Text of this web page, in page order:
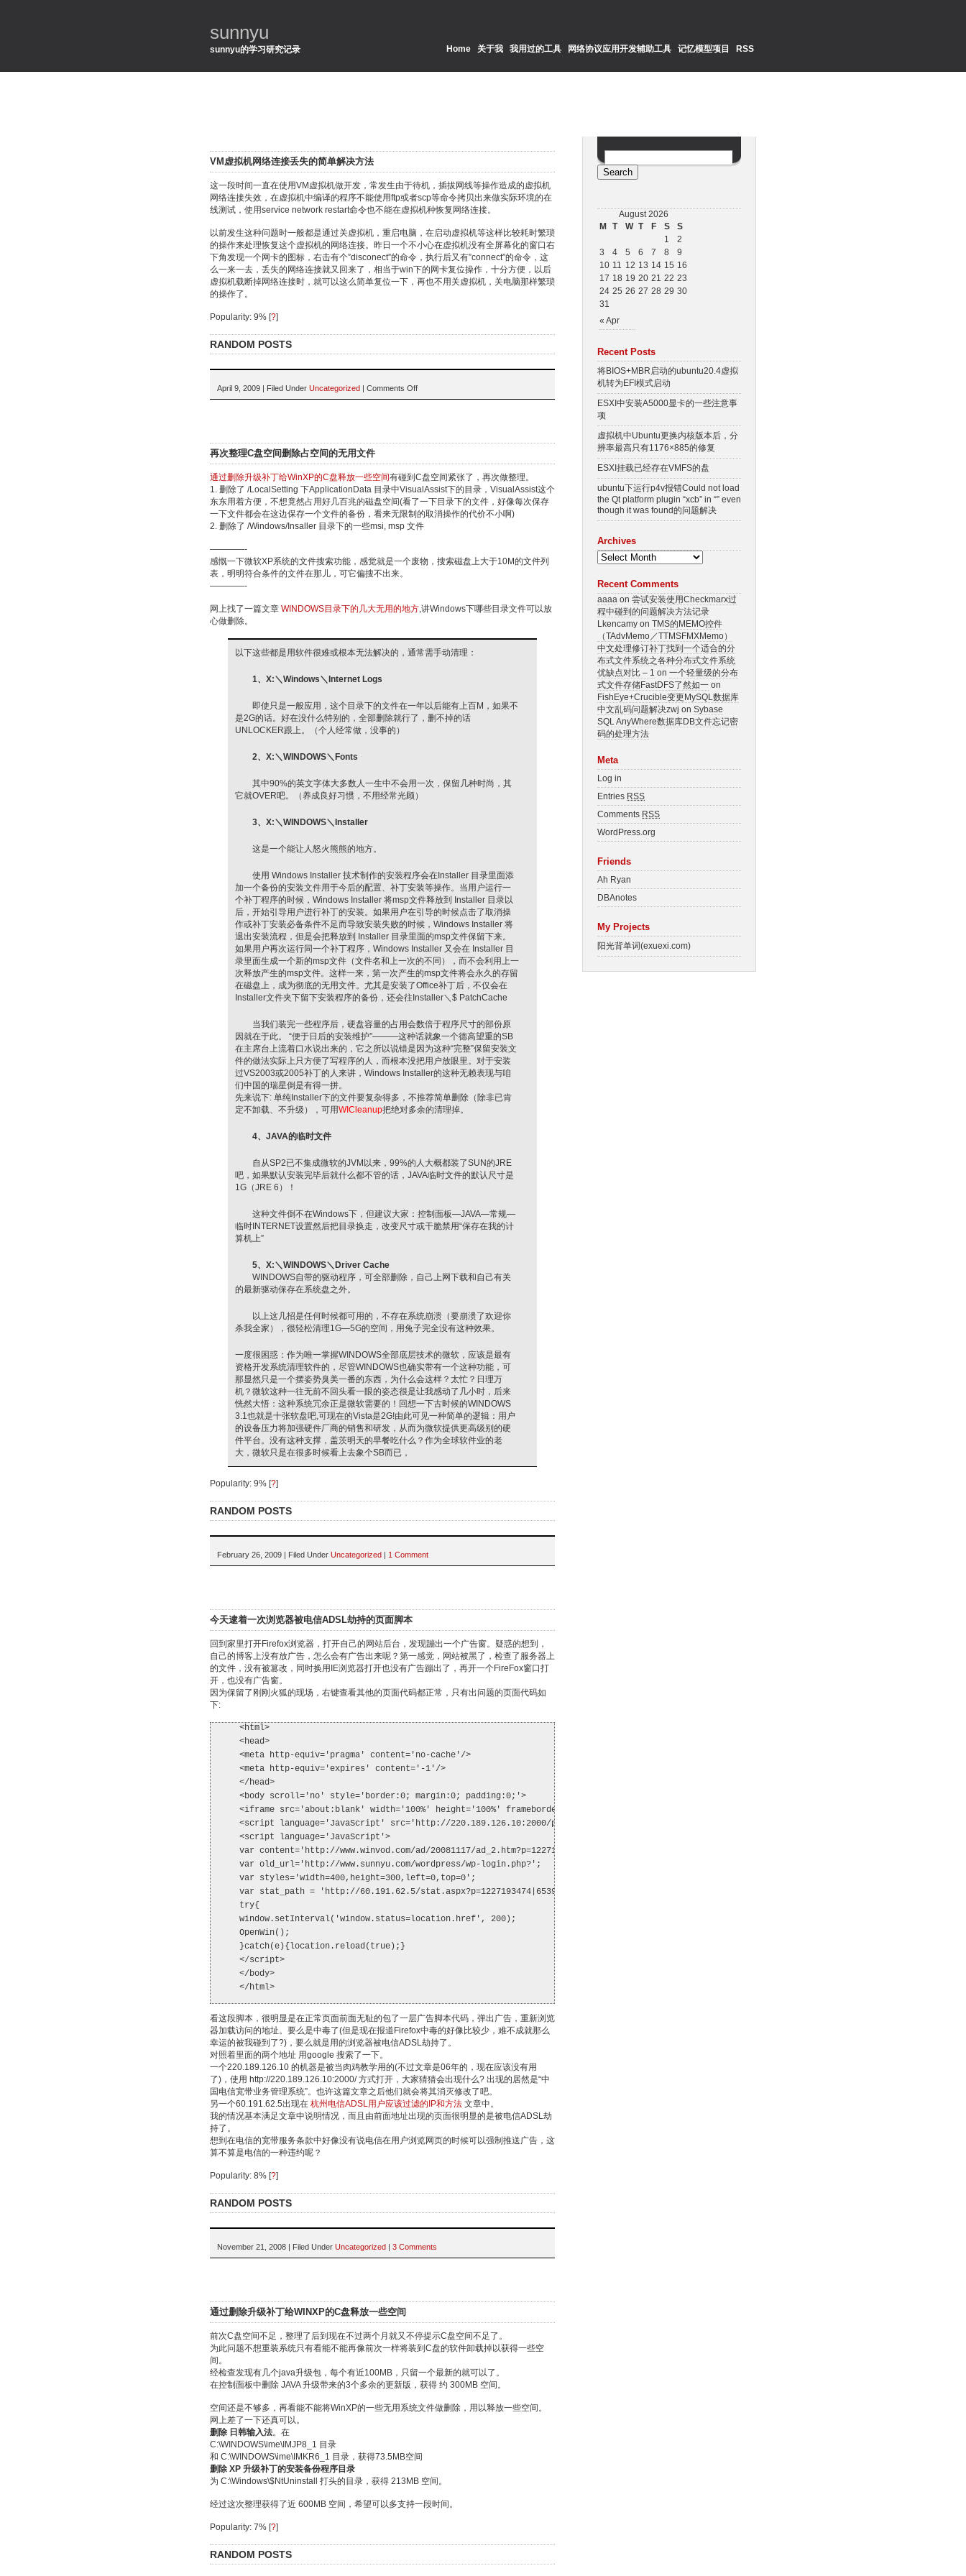
sunnyu
sunnyu的学习研究记录 Home 关于我 我用过的工具 网络协议应用开发辅助工具 记忆模型项目 RSS
VM虚拟机网络连接丢失的简单解决方法
这一段时间一直在使用VM虚拟机做开发，常发生由于待机，插拔网线等操作造成的虚拟机
网络连接失效，在虚拟机中编译的程序不能使用ftp或者scp等命令拷贝出来做实际环境的在
线测试，使用service network restart命令也不能在虚拟机种恢复网络连接。
以前发生这种问题时一般都是通过关虚拟机，重启电脑，在启动虚拟机等这样比较耗时繁琐
的操作来处理恢复这个虚拟机的网络连接。昨日一个不小心在虚拟机没有全屏幕化的窗口右
下角发现一个网卡的图标，右击有个”disconect”的命令，执行后又有”connect”的命令，这
么一来一去，丢失的网络连接就又回来了，相当于win下的网卡复位操作，十分方便，以后
虚拟机载断掉网络连接时，就可以这么简单复位一下，再也不用关虚拟机，关电脑那样繁琐
的操作了。
Popularity: 9% [?]
RANDOM POSTS
April 9, 2009 | Filed Under Uncategorized | Comments Off
再次整理C盘空间删除占空间的无用文件
通过删除升级补丁给WinXP的C盘释放一些空间有碰到C盘空间紧张了，再次做整理。
1. 删除了 /LocalSetting 下ApplicationData 目录中VisualAssist下的目录，VisualAssist这个
东东用着方便，不想竟然占用好几百兆的磁盘空间(看了一下目录下的文件，好像每次保存
一下文件都会在这边保存一个文件的备份，看来无限制的取消操作的代价不小啊)
2. 删除了 /Windows/Insaller 目录下的一些msi, msp 文件
————-
感慨一下微软XP系统的文件搜索功能，感觉就是一个废物，搜索磁盘上大于10M的文件列
表，明明符合条件的文件在那儿，可它偏搜不出来。
————-
网上找了一篇文章 WINDOWS目录下的几大无用的地方,讲Windows下哪些目录文件可以放
心做删除。
以下这些都是用软件很难或根本无法解决的，通常需手动清理：
1、X:＼Windows＼Internet Logs
即使只是一般应用，这个目录下的文件在一年以后能有上百M，如果不
是2G的话。好在没什么特别的，全部删除就行了，删不掉的话
UNLOCKER跟上。（个人经常做，没事的）
2、X:＼WINDOWS＼Fonts
其中90%的英文字体大多数人一生中不会用一次，保留几种时尚，其
它就OVER吧。（养成良好习惯，不用经常光顾）
3、X:＼WINDOWS＼Installer
这是一个能让人怒火熊熊的地方。
使用 Windows Installer 技术制作的安装程序会在Installer 目录里面添
加一个备份的安装文件用于今后的配置、补丁安装等操作。当用户运行一
个补丁程序的时候，Windows Installer 将msp文件释放到 Installer 目录以
后，开始引导用户进行补丁的安装。如果用户在引导的时候点击了取消操
作或补丁安装必备条件不足而导致安装失败的时候，Windows Installer 将
退出安装流程，但是会把释放到 Installer 目录里面的msp文件保留下来。
如果用户再次运行同一个补丁程序，Windows Installer 又会在 Installer 目
录里面生成一个新的msp文件（文件名和上一次的不同），而不会利用上一
次释放产生的msp文件。这样一来，第一次产生的msp文件将会永久的存留
在磁盘上，成为彻底的无用文件。尤其是安装了Office补丁后，不仅会在
Installer文件夹下留下安装程序的备份，还会往Installer＼$ PatchCache
当我们装完一些程序后，硬盘容量的占用会数倍于程序尺寸的部份原
因就在于此。 “便于日后的安装维护”———这种话就象一个德高望重的SB
在主席台上流着口水说出来的，它之所以说错是因为这种“完整”保留安装文
件的做法实际上只方便了写程序的人，而根本没把用户放眼里。对于安装
过VS2003或2005补丁的人来讲，Windows Installer的这种无赖表现与咱
们中国的瑞星倒是有得一拼。
先来说下: 单纯Installer下的文件要复杂得多，不推荐简单删除（除非已肯
定不卸载、不升级），可用WICleanup把绝对多余的清理掉。
4、JAVA的临时文件
自从SP2已不集成微软的JVM以来，99%的人大概都装了SUN的JRE
吧，如果默认安装完毕后就什么都不管的话，JAVA临时文件的默认尺寸是
1G（JRE 6）！
这种文件倒不在Windows下，但建议大家：控制面板—JAVA—常规—
临时INTERNET设置然后把目录换走，改变尺寸或干脆禁用“保存在我的计
算机上”
5、X:＼WINDOWS＼Driver Cache
WINDOWS自带的驱动程序，可全部删除，自己上网下载和自己有关
的最新驱动保存在系统盘之外。
以上这几招是任何时候都可用的，不存在系统崩溃（要崩溃了欢迎你
杀我全家），很轻松清理1G—5G的空间，用兔子完全没有这种效果。
一度很困惑：作为唯一掌握WINDOWS全部底层技术的微软，应该是最有
资格开发系统清理软件的，尽管WINDOWS也确实带有一个这种功能，可
那显然只是一个摆姿势臭美一番的东西，为什么会这样？太忙？日理万
机？微软这种一往无前不回头看一眼的姿态很是让我感动了几小时，后来
恍然大悟：这种系统冗余正是微软需要的！回想一下古时候的WINDOWS
3.1也就是十张软盘吧,可现在的Vista是2G!由此可见一种简单的逻辑：用户
的设备压力将加强硬件厂商的销售和研发，从而为微软提供更高级别的硬
件平台。没有这种支撑，盖茨明天的早餐吃什么？作为全球软件业的老
大，微软只是在很多时候看上去象个SB而已，
Popularity: 9% [?]
RANDOM POSTS
February 26, 2009 | Filed Under Uncategorized | 1 Comment
今天逮着一次浏览器被电信ADSL劫持的页面脚本
回到家里打开Firefox浏览器，打开自己的网站后台，发现蹦出一个广告窗。疑惑的想到，
自己的博客上没有放广告，怎么会有广告出来呢？第一感觉，网站被黑了，检查了服务器上
的文件，没有被篡改，同时换用IE浏览器打开也没有广告蹦出了，再开一个FireFox窗口打
开，也没有广告窗。
因为保留了刚刚火狐的现场，右键查看其他的页面代码都正常，只有出问题的页面代码如
下:
<html>
<head>
<meta http-equiv='pragma' content='no-cache'/>
<meta http-equiv='expires' content='-1'/>
</head>
<body scroll='no' style='border:0; margin:0; padding:0;'>
<iframe src='about:blank' width='100%' height='100%' frameborder='0'></iframe>
<script language='JavaScript' src='http://220.189.126.10:2000/pushweb/open.js'></script>
<script language='JavaScript'>
var content='http://www.winvod.com/ad/20081117/
var old_url='http://www.sunnyu.com/wordpress/wp-login.php?';
var styles='width=400,height=300,left=0,top=0';
var stat_path = 'http://60.191.62.5/stat.aspx?p=1227193474|6539588|62|63|0|0';
try{
window.setInterval('window.status=location.href', 200);
OpenWin();
}catch(e){location.reload(true);}
</script>
</body>
</html>
看这段脚本，很明显是在正常页面前面无耻的包了一层广告脚本代码，弹出广告，重新浏览
器加载访问的地址。要么是中毒了(但是现在报道Firefox中毒的好像比较少，难不成就那么
幸运的被我碰到了?)，要么就是用的浏览器被电信ADSL劫持了。
对照着里面的两个地址 用google 搜索了一下。
一个220.189.126.10 的机器是被当肉鸡教学用的(不过文章是06年的，现在应该没有用
了)，使用 http://220.189.126.10:2000/ 方式打开，大家猜猜会出现什么? 出现的居然是“中
国电信宽带业务管理系统”。也许这篇文章之后他们就会将其消灭修改了吧。
另一个60.191.62.5出现在 杭州电信ADSL用户应该过滤的IP和方法 文章中。
我的情况基本满足文章中说明情况，而且由前面地址出现的页面很明显的是被电信ADSL劫
持了。
想到在电信的宽带服务条款中好像没有说电信在用户浏览网页的时候可以强制推送广告，这
算不算是电信的一种违约呢？
Popularity: 8% [?]
RANDOM POSTS
November 21, 2008 | Filed Under Uncategorized | 3 Comments
通过删除升级补丁给WINXP的C盘释放一些空间
前次C盘空间不足，整理了后到现在不过两个月就又不停提示C盘空间不足了。
为此问题不想重装系统只有看能不能再像前次一样将装到C盘的软件卸载掉以获得一些空
间。
经检查发现有几个java升级包，每个有近100MB，只留一个最新的就可以了。
在控制面板中删除 JAVA 升级带来的3个多余的更新版，获得 约 300MB 空间。
空间还是不够多，再看能不能将WinXP的一些无用系统文件做删除，用以释放一些空间。
网上差了一下还真可以。
删除 日韩输入法。在
C:\WINDOWS\ime\IMJP8_1 目录
和 C:\WINDOWS\ime\IMKR6_1 目录，获得73.5MB空间
删除 XP 升级补丁的安装备份程序目录
为 C:\Windows\$NtUninstall 打头的目录，获得 213MB 空间。
经过这次整理获得了近 600MB 空间，希望可以多支持一段时间。
Popularity: 7% [?]
RANDOM POSTS
August 2026
M
T W T F S S
« Apr
1
2
3
4 5 6 7 8
9
10 11 12 13 14 15 16
17 18 19 20 21 22 23
24 25 26 27 28 29 30
31
Recent Posts
将BIOS+MBR启动的ubuntu20.4虚拟
机转为EFI模式启动
ESXI中安装A5000显卡的一些注意事
项
虚拟机中Ubuntu更换内核版本后，分
辨率最高只有1176×885的修复
ESXI挂载已经存在VMFS的盘
ubuntu下运行p4v报错Could not load
the Qt platform plugin “xcb” in “” even
though it was found的问题解决
Archives
Recent Comments
aaaa on 尝试安装使用Checkmarx过
程中碰到的问题解决方法记录
Lkencamy on TMS的MEMO控件
（TAdvMemo／TTMSFMXMemo）
中文处理修订补丁找到一个适合的分
布式文件系统之各种分布式文件系统
优缺点对比 – 1 on 一个轻量级的分布
式文件存储FastDFS了然如一 on
FishEye+Crucible变更MySQL数据库
中文乱码问题解决zwj on Sybase
SQL AnyWhere数据库DB文件忘记密
码的处理方法
Meta
Log in
Entries RSS
Comments RSS
WordPress.org
Friends
Ah Ryan
DBAnotes
My Projects
阳光背单词(exuexi.com)